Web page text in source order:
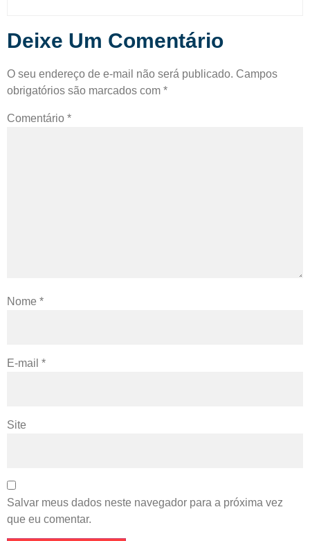
Deixe Um Comentário
O seu endereço de e-mail não será publicado. Campos
obrigatórios são marcados com *
Comentário *
Nome *
E-mail *
Site
Salvar meus dados neste navegador para a próxima vez
que eu comentar.